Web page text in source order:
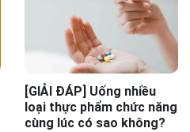
[GIẢI ĐÁP] Uống nhiều
loại thực phẩm chức năng
cùng lúc có sao không?